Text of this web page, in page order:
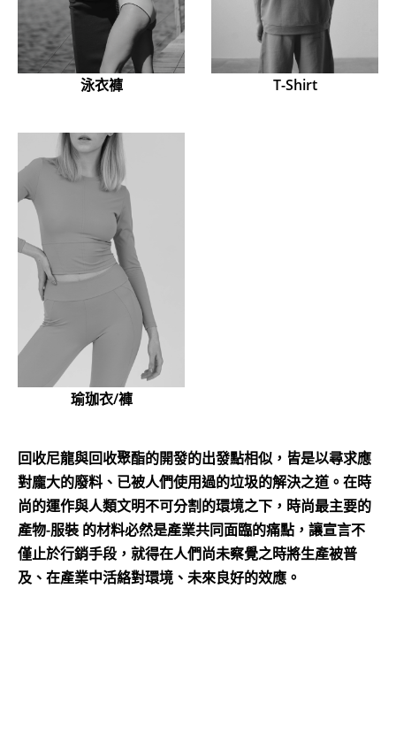
泳衣褲 T-Shirt
瑜珈衣/褲
回收尼龍與回收聚酯的開發的出發點相似，皆是以尋求應
對龐大的廢料、已被人們使用過的垃圾的解決之道。在時
尚的運作與人類文明不可分割的環境之下，時尚最主要的
產物-服裝 的材料必然是產業共同面臨的痛點，讓宣言不
僅止於行銷手段，就得在人們尚未察覺之時將生產被普
及、在產業中活絡對環境、未來良好的效應。